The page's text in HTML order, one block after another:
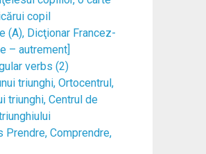
copil
(A), Dicţionar Francez-
– autrement]
verbs (2)
triunghi, Ortocentrul,
triunghi, Centrul de
Prendre, Comprendre,